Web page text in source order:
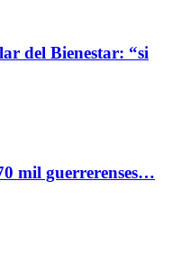
del Bienestar: “si
mil guerrerenses…